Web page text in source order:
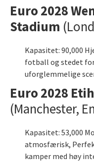
Euro 2028
Stadium
Kapasitet: 90,000
fotball og stedet
uforglemmelige
Euro 2028
(Manchester,
Kapasitet: 53,000
atmosfærisk,
kamper med høy